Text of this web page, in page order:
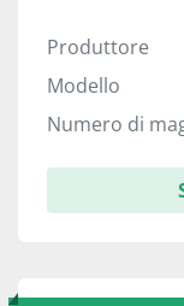
Produttore
Modello
Numero di